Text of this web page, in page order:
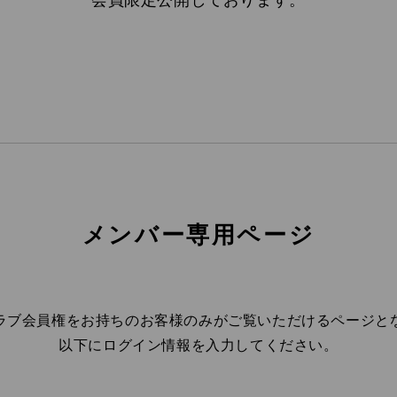
メンバー専用ページ
ブ会員権をお持ちのお客様のみがご覧いただけるページと
以下にログイン情報を入力してください。